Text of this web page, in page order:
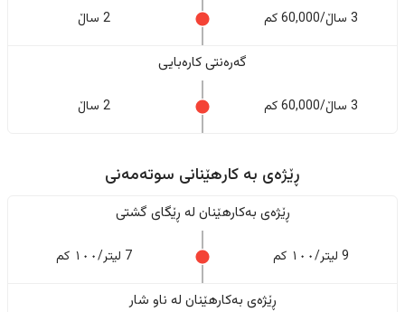
3 ساڵ/60,000 کم 2 ساڵ
گەرەنتی کارەبایی
3 ساڵ/60,000 کم 2 ساڵ
ڕێژەى به کارهێنانی سوتەمەنی
ڕێژەى بەکارهێنان له ڕێگای گشتی
9 لیتر/١٠٠ کم 7 لیتر/١٠٠ کم
ڕێژەى بەکارهێنان له ناو شار